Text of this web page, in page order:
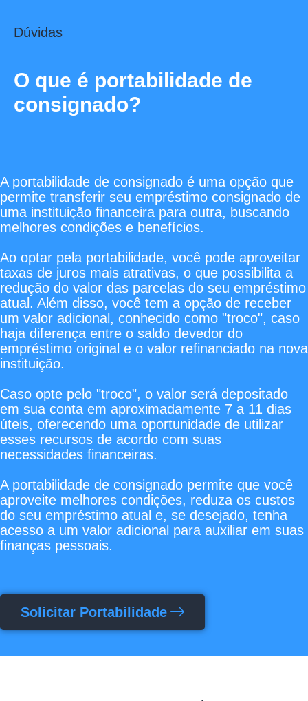
Dúvidas
O que é portabilidade de
consignado?
A portabilidade de consignado é uma opção que
permite transferir seu empréstimo consignado de
uma instituição financeira para outra, buscando
melhores condições e benefícios.
Ao optar pela portabilidade, você pode aproveitar
taxas de juros mais atrativas, o que possibilita a
redução do valor das parcelas do seu empréstimo
atual. Além disso, você tem a opção de receber
um valor adicional, conhecido como "troco", caso
haja diferença entre o saldo devedor do
empréstimo original e o valor refinanciado na nova
instituição.
Caso opte pelo "troco", o valor será depositado
em sua conta em aproximadamente 7 a 11 dias
úteis, oferecendo uma oportunidade de utilizar
esses recursos de acordo com suas
necessidades financeiras.
A portabilidade de consignado permite que você
aproveite melhores condições, reduza os custos
do seu empréstimo atual e, se desejado, tenha
acesso a um valor adicional para auxiliar em suas
finanças pessoais.
Solicitar Portabilidade